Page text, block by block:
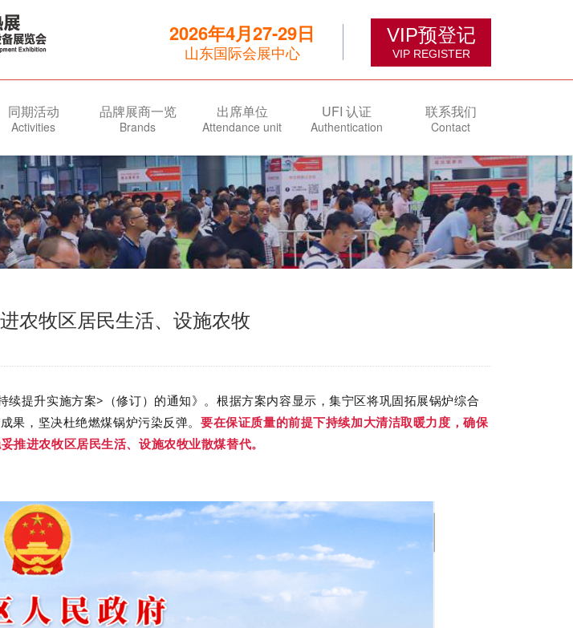
2026年4月27-29日
山东国际会展中心
VIP预登记
VIP REGISTER
同期活动
Activities
品牌展商一览
Brands
出席单位
Attendance unit
UFI 认证
Authentication
联系我们
Contact
农牧区居民生活、设施农牧
续提升实施方案> （修订）的通知》。根据方案内容显示，集宁区将巩固拓展锅炉综合
果，坚决杜绝燃煤锅炉污染反弹。要在保证质量的前提下持续加大清洁取暖力度，确保
推进农牧区居民生活、设施农牧业散煤替代。